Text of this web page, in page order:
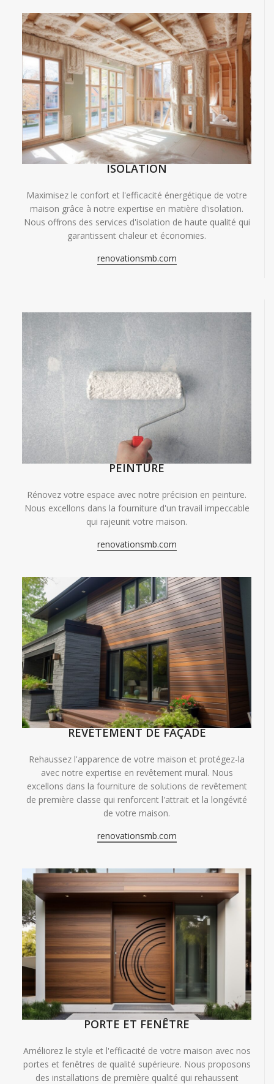
ISOLATION
Maximisez le confort et l'efficacité énergétique de votre
maison grâce à notre expertise en matière d'isolation.
Nous offrons des services d'isolation de haute qualité qui
garantissent chaleur et économies.
renovationsmb.com
PEINTURE
Rénovez votre espace avec notre précision en peinture.
Nous excellons dans la fourniture d'un travail impeccable
qui rajeunit votre maison.
renovationsmb.com
REVÊTEMENT DE FAÇADE
Rehaussez l'apparence de votre maison et protégez-la
avec notre expertise en revêtement mural. Nous
excellons dans la fourniture de solutions de revêtement
de première classe qui renforcent l'attrait et la longévité
de votre maison.
renovationsmb.com
PORTE ET FENÊTRE
Améliorez le style et l'efficacité de votre maison avec nos
portes et fenêtres de qualité supérieure. Nous proposons
des installations de première qualité qui rehaussent